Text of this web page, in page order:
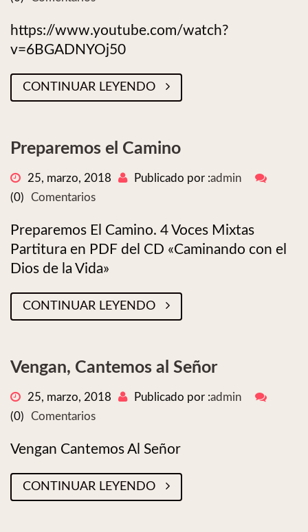
https://www.youtube.com/watch?
v=6BGADNYOj50
CONTINUAR LEYENDO
Preparemos el Camino
25, marzo, 2018 Publicado por :admin
(0)
Comentarios
Preparemos El Camino. 4 Voces Mixtas
Partitura en PDF del CD «Caminando con el
Dios de la Vida»
CONTINUAR LEYENDO
Vengan, Cantemos al Señor
25, marzo, 2018 Publicado por :admin
(0)
Comentarios
Vengan Cantemos Al Señor
CONTINUAR LEYENDO